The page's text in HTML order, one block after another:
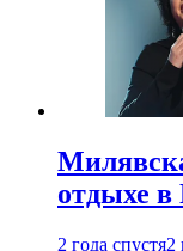
отдыхе в
2 года спустя2